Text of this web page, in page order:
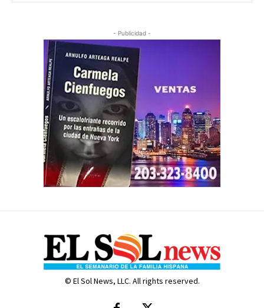
- Publicidad -
© El Sol News, LLC. All rights reserved.